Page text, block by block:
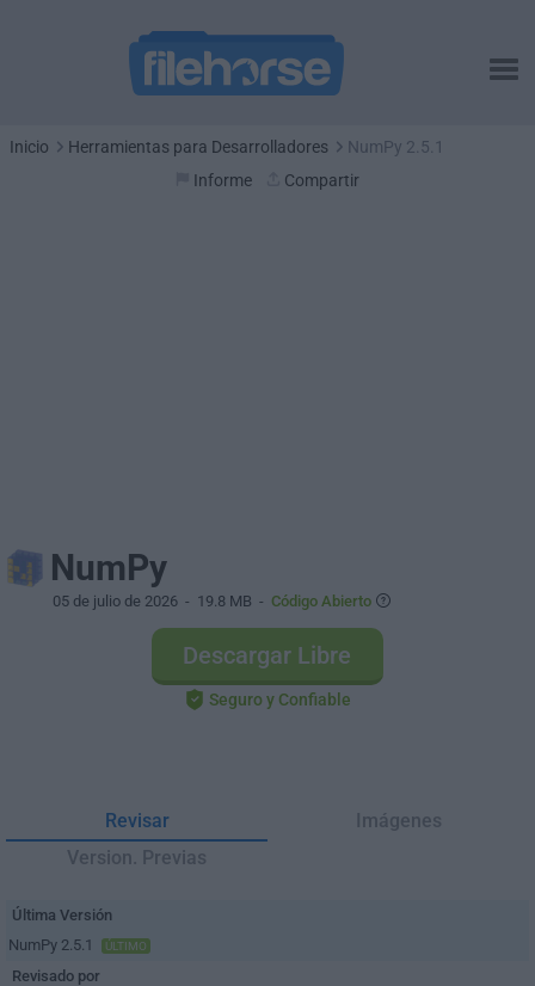
Inicio Herramientas para Desarrolladores
NumPy 2.5.1
Informe
Compartir
NumPy
05 de julio de 2026 - 19.8 MB - Código Abierto
Descargar Libre
Seguro y Confiable
Revisar
Imágenes
Version. Previas
Última Versión
NumPy 2.5.1
ÚLTIMO
Revisado por